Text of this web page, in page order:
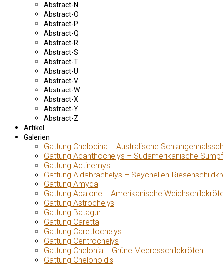
Abstract-N
Abstract-O
Abstract-P
Abstract-Q
Abstract-R
Abstract-S
Abstract-T
Abstract-U
Abstract-V
Abstract-W
Abstract-X
Abstract-Y
Abstract-Z
Artikel
Galerien
Gattung Chelodina – Australische
Gattung Acanthochelys – Südamerikanische
Gattung Actinemys
Gattung Aldabrachelys – Seychellen-
Gattung Amyda
Gattung Apalone – Amerikanische
Gattung Astrochelys
Gattung Batagur
Gattung Caretta
Gattung Carettochelys
Gattung Centrochelys
Gattung Chelonia – Grüne Meeresschildkröten
Gattung Chelonoidis